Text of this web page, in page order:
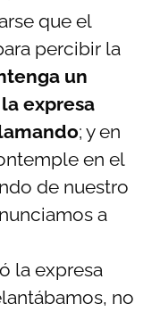
que el
percibir la
un
expresa
; y en
en el
de nuestro
a
la expresa
no